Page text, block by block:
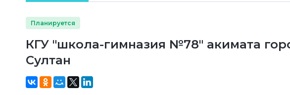
Планируется
КГУ "школа-гимназия №78" акимата
Султан